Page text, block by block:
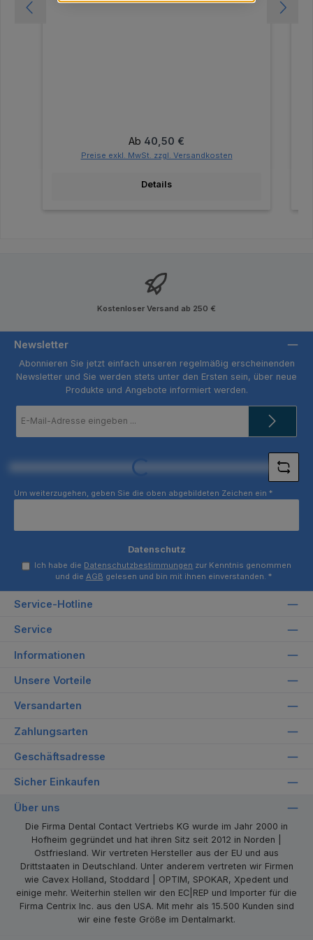
Regulärer Preis:
Ab 40,50 €
Preise exkl. MwSt. zzgl. Versandkosten
Details
Kostenloser Versand ab 250 €
Newsletter
Abonnieren Sie jetzt einfach unseren regelmäßig erscheinenden
Newsletter und Sie werden stets unter den Ersten sein, über neue
Produkte und Angebote informiert werden.
Mail-
Loading...
Um weiterzugehen, geben Sie die oben abgebildeten Zeichen ein *
Datenschutz
Ich habe die Datenschutzbestimmungen zur Kenntnis genommen
und die AGB gelesen und bin mit ihnen einverstanden. *
Service-Hotline
Service
Informationen
Unsere Vorteile
Versandarten
Zahlungsarten
Geschäftsadresse
Sicher Einkaufen
Über uns
Die Firma Dental Contact Vertriebs KG wurde im Jahr 2000 in
Hofheim gegründet und hat ihren Sitz seit 2012 in Norden |
Ostfriesland. Wir vertreten Hersteller aus der EU und aus
Drittstaaten in Deutschland. Unter anderem vertreten wir Firmen
wie Cavex Holland, Stoddard | OPTIM, SPOKAR, Xpedent und
einige mehr. Weiterhin stellen wir den EC|REP und Importer für die
Firma Centrix Inc. aus den USA. Mit mehr als 15.500 Kunden sind
wir eine feste Größe im Dentalmarkt.